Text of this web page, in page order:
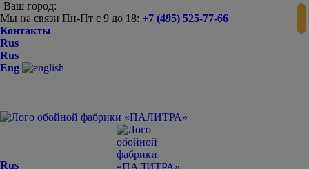
Ваш город:
Мы на связи Пн-Пт с 9 до 18: +7 (495) 525-77-66
Контакты
Rus
Rus
Eng
Rus
-